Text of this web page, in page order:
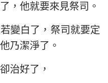
，他就要來見祭司。
變白了，祭司就要定
乃潔淨了。
治好了，